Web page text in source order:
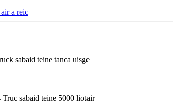
a reic